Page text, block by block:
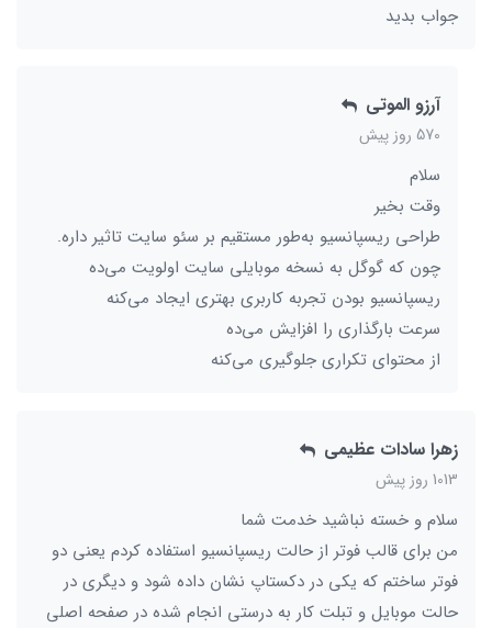
جواب بدید
آرزو الموتی
570 روز پیش
سلام
وقت بخیر
طراحی ریسپانسیو به‌طور مستقیم بر سئو سایت تاثیر داره.
چون که گوگل به نسخه موبایلی سایت اولویت می‌ده
ریسپانسیو بودن تجربه کاربری بهتری ایجاد می‌کنه
سرعت بارگذاری را افزایش می‌ده
از محتوای تکراری جلوگیری می‌کنه
زهرا سادات عظیمی
1013 روز پیش
سلام و خسته نباشید خدمت شما
من برای قالب فوتر از حالت ریسپانسیو استفاده کردم یعنی دو
فوتر ساختم که یکی در دکستاپ نشان داده شود و دیگری در
حالت موبایل و تبلت کار به درستی انجام شده در صفحه اصلی